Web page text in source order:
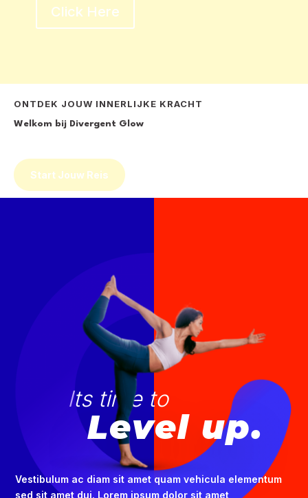
Click Here
ONTDEK JOUW INNERLIJKE KRACHT
Welkom bij Divergent Glow
Start Jouw Reis
Its time to
Level up.
Vestibulum ac diam sit amet quam vehicula elementum
sed sit amet dui. Lorem ipsum dolor sit amet,